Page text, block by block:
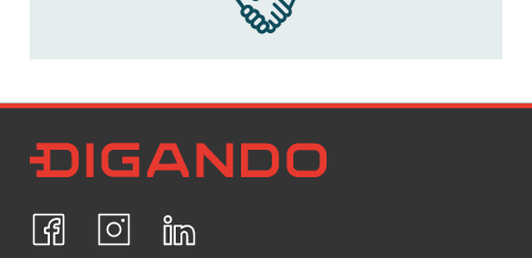
FacebookInstagram
Ich bestätige, dass ich die
Datenschutzrichtlinien
personenbezogenen Daten einverstanden.